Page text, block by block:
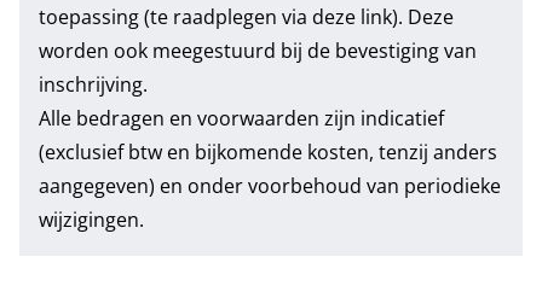
toepassing (te raadplegen via deze link). Deze
worden ook meegestuurd bij de bevestiging van
inschrijving.
Alle bedragen en voorwaarden zijn indicatief
(exclusief btw en bijkomende kosten, tenzij anders
aangegeven) en onder voorbehoud van periodieke
wijzigingen.